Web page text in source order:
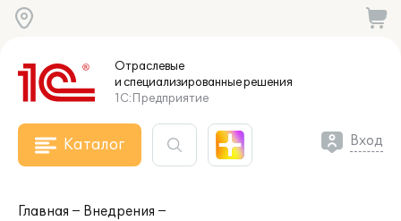
Отраслевые
и специализированныерешения
1С:Предприятие
Каталог Вход
Главная
Внедрения